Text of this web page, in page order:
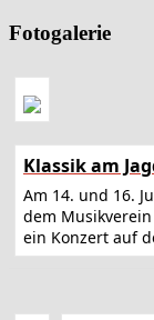
Fotogalerie
Klassik am
Am 14. und 16.
dem
ein Konzert auf